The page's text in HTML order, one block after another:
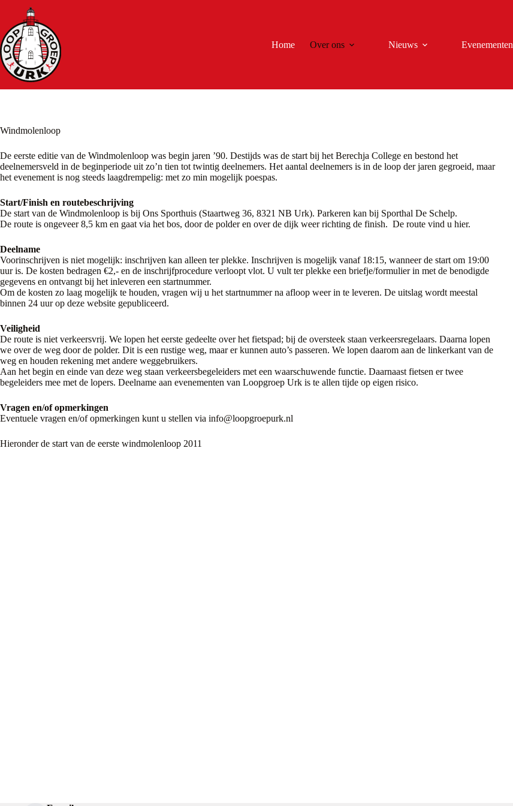
inhoud
Home Over ons Nieuws Evenementen
Windmolenloop
De eerste editie van de Windmolenloop was begin jaren ’90. Destijds was de start bij het Berechja College en bestond het
deelnemersveld in de beginperiode uit zo’n tien tot twintig deelnemers. Het aantal deelnemers is in de loop der jaren gegroeid, maar
het evenement is nog steeds laagdrempelig: met zo min mogelijk poespas.
Start/Finish en routebeschrijving
De start van de Windmolenloop is bij Ons Sporthuis (Staartweg 36, 8321 NB Urk). Parkeren kan bij Sporthal De Schelp.
De route is ongeveer 8,5 km en gaat via het bos, door de polder en over de dijk weer richting de finish. De route vind u hier.
Deelname
Voorinschrijven is niet mogelijk: inschrijven kan alleen ter plekke. Inschrijven is mogelijk vanaf 18:15, wanneer de start om 19:00
uur is. De kosten bedragen €2,- en de inschrijfprocedure verloopt vlot. U vult ter plekke een briefje/formulier in met de benodigde
gegevens en ontvangt bij het inleveren een startnummer.
Om de kosten zo laag mogelijk te houden, vragen wij u het startnummer na afloop weer in te leveren. De uitslag wordt meestal
binnen 24 uur op deze website gepubliceerd.
Veiligheid
De route is niet verkeersvrij. We lopen het eerste gedeelte over het fietspad; bij de oversteek staan verkeersregelaars. Daarna lopen
we over de weg door de polder. Dit is een rustige weg, maar er kunnen auto’s passeren. We lopen daarom aan de linkerkant van de
weg en houden rekening met andere weggebruikers.
Aan het begin en einde van deze weg staan verkeersbegeleiders met een waarschuwende functie. Daarnaast fietsen er twee
begeleiders mee met de lopers. Deelname aan evenementen van Loopgroep Urk is te allen tijde op eigen risico.
Vragen en/of opmerkingen
Eventuele vragen en/of opmerkingen kunt u stellen via info@loopgroepurk.nl
Hieronder de start van de eerste windmolenloop 2011